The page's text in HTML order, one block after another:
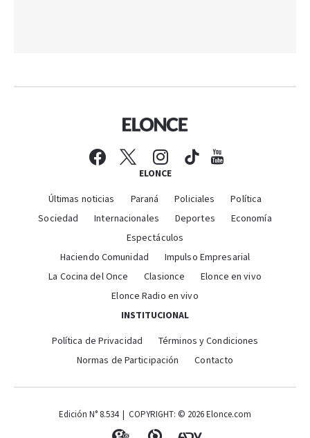
ELONCE
Últimas noticias Paraná Policiales
Política
Sociedad
Internacionales Deportes
Economía
Espectáculos
Haciendo Comunidad
Impulso Empresarial
La Cocina del Once
Clasionce
Elonce en vivo
Elonce Radio en vivo
INSTITUCIONAL
Política de Privacidad
Términos y Condiciones
Normas de Participación
Contacto
Edición N° 8.534 | COPYRIGHT: © 2026 Elonce.com